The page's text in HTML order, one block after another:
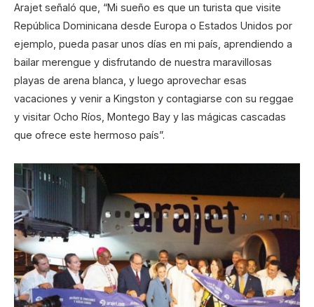
Arajet señaló que, “Mi sueño es que un turista que visite
República Dominicana desde Europa o Estados Unidos por
ejemplo, pueda pasar unos días en mi país, aprendiendo a
bailar merengue y disfrutando de nuestra maravillosas
playas de arena blanca, y luego aprovechar esas
vacaciones y venir a Kingston y contagiarse con su reggae
y visitar Ocho Ríos, Montego Bay y las mágicas cascadas
que ofrece este hermoso país”.